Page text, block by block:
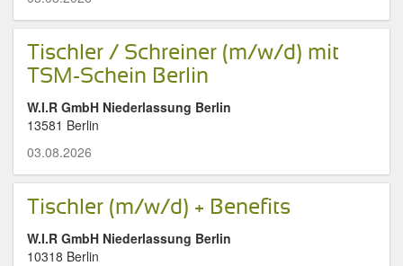
Tischler / Schreiner (m/w/d) mit
TSM-Schein Berlin
W.I.R GmbH Niederlassung Berlin
13581 Berlin
03.08.2026
Tischler (m/w/d) + Benefits
W.I.R GmbH Niederlassung Berlin
10318 Berlin